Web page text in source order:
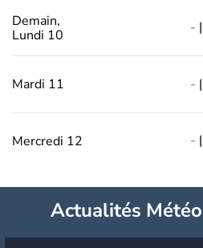
Demain,
Lundi 10
- |
Mardi 11 - |
Mercredi 12 - |
Actualités